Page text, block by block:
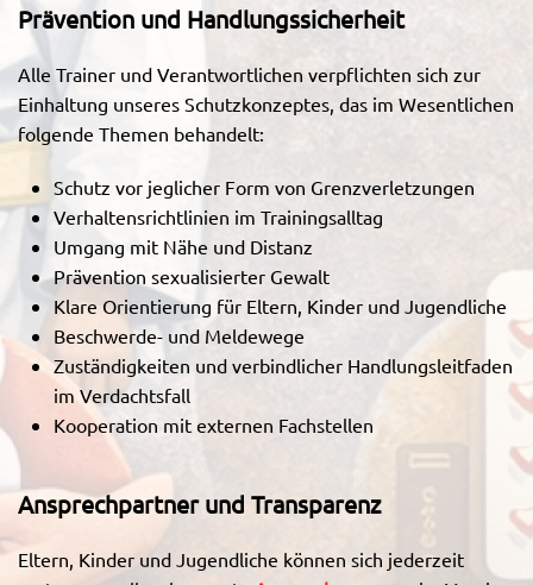
Prävention und Handlungssicherheit
Alle Trainer und Verantwortlichen verpflichten sich zur
Einhaltung unseres Schutzkonzeptes, das im Wesentlichen
folgende Themen behandelt:
Schutz vor jeglicher Form von Grenzverletzungen
Verhaltensrichtlinien im Trainingsalltag
Umgang mit Nähe und Distanz
Prävention sexualisierter Gewalt
Klare Orientierung für Eltern, Kinder und Jugendliche
Beschwerde- und Meldewege
Zuständigkeiten und verbindlicher Handlungsleitfaden
im Verdachtsfall
Kooperation mit externen Fachstellen
Ansprechpartner und Transparenz
Eltern, Kinder und Jugendliche können sich jederzeit